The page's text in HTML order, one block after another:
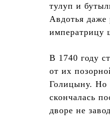
тулуп и
Авдотья
императрицу
В 1740 году
от их
Голицыну. Но
скончалась
дворе не